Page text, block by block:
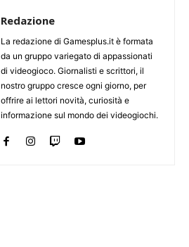
Redazione
La redazione di Gamesplus.it è formata
da un gruppo variegato di appassionati
di videogioco. Giornalisti e scrittori, il
nostro gruppo cresce ogni giorno, per
offrire ai lettori novità, curiosità e
informazione sul mondo dei videogiochi.